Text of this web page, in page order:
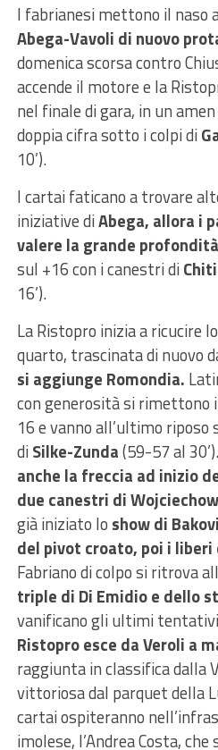
I fabrianesi mettono il naso
Abega-Vavoli di nuovo
domenica scorsa contro
accende il motore e la
nel finale di gara, in un
doppia cifra sotto i colpi di
10’).
I cartai faticano a trovare
iniziative diAbega, allora i
valere la grande
sul +16 con i canestri diChiti
16’).
La Ristopro inizia a ricucire
quarto, trascinata di nuovo
si aggiunge Romondia.
con generosità si rimettono
16 e vanno all’ultimo
diSilke-Zunda(59-57 al
anche la freccia ad inizio
due canestri di
già iniziato lo show di
del pivot croato, poi i
Fabriano di colpo si ritrova
triple di Di Emidio e dello
vanificano gli ultimi
Ristopro esce da Veroli a
raggiunta in classifica dalla
vittoriosa dal parquet della
cartai ospiteranno
imolese, l’Andrea Costa,